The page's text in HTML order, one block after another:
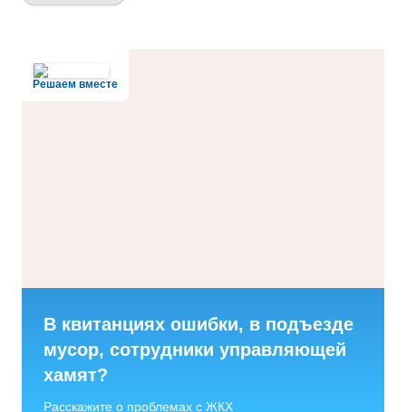
Решаем вместе
В квитанциях ошибки, в подъезде
мусор, сотрудники управляющей
хамят?
Расскажите о проблемах с ЖКХ